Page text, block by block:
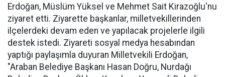
Erdoğan, Müslüm Yüksel ve Mehmet Sait Kirazoğlu'nu
ziyaret etti. Ziyarette başkanlar, milletvekillerinden
ilçelerdeki devam eden ve yapılacak projelerle ilgili
destek istedi. Ziyareti sosyal medya hesabından
yaptığı paylaşımla duyuran Milletvekili Erdoğan,
"Araban Belediye Başkanı Hasan Doğru, Nurdağı